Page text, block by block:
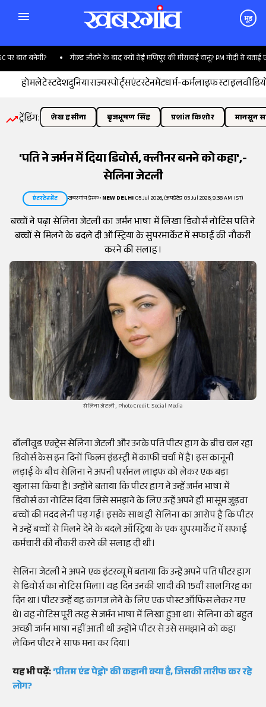
मूड
बनेगी? गोल्ड जीतने के बाद क्यों रोईं मणिपुर की मीराबाई चानू? PM मोदी से बताई
होमलेटेस्टदेशदुनियाराज्यस्पोर्ट्सएंटरटेनमेंटधर्म-कर्मलाइफस्टाइल
ट्रेंडिंग: शेख हसीना बृजभूषण सिंह प्रशांत किशोर मानसून
'पति ने जर्मन में दिया डिवोर्स, क्लीनर बनने को कहा',-
सेलिना जेटली
एंटरटेनमेंट खबरगांव डेस्क•NEW DELHI05 Jul 2026, (अपडेटेड 05 Jul 2026, 9:38 AM IST)
बच्चों ने पढ़ा सेलिना जेटली का जर्मन भाषा में लिखा डिवोर्स नोटिस पति ने
बच्चों से मिलने के बदले दी ऑस्ट्रिया के सुपरमार्केट में सफाई की नौकरी
करने की सलाह।
सेलिना जेटली, Photo Credit: Social Media
बॉलीवुड एक्ट्रेस सेलिना जेटली और उनके पति पीटर हाग के बीच चल रहा
डिवोर्स केस इन दिनों फिल्म इंडस्ट्री में काफी चर्चा में है। इस कानूनी
लड़ाई के बीच सेलिना ने अपनी पर्सनल लाइफ को लेकर एक बड़ा
खुलासा किया है। उन्होंने बताया कि पीटर हाग ने उन्हें जर्मन भाषा में
डिवोर्स का नोटिस दिया जिसे समझने के लिए उन्हें अपने ही मासूम जुड़वा
बच्चों की मदद लेनी पड़ गई। इसके साथ ही सेलिना का आरोप है कि पीटर
ने उन्हें बच्चों से मिलने देने के बदले ऑस्ट्रिया के एक सुपरमार्केट में सफाई
कर्मचारी की नौकरी करने की सलाह दी थी।
सेलिना जेटली ने अपने एक इंटरव्यू में बताया कि उन्हें अपने पति पीटर हाग
से डिवोर्स का नोटिस मिला। वह दिन उनकी शादी की 15वीं सालगिरह का
दिन था। पीटर उन्हें यह कागज लेने के लिए एक पोस्ट ऑफिस लेकर गए
थे। वह नोटिस पूरी तरह से जर्मन भाषा में लिखा हुआ था। सेलिना को बहुत
अच्छी जर्मन भाषा नहीं आती थी उन्होंने पीटर से उसे समझाने को कहा
लेकिन पीटर ने साफ मना कर दिया।
यह भी पढ़ें:'प्रीतम एंड पेड्रो' की कहानी क्या है, जिसकी तारीफ कर रहे
लोग?